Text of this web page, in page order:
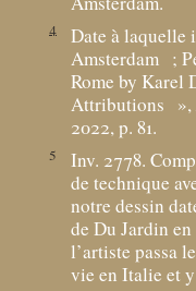
4
Date à laquelle
Amsterdam ;
Rome by Karel
Attributions
»,
2022, p. 81.
5
Inv. 2778.
de technique
notre dessin
de Du Jardin
l’artiste passa
vie en Italie et